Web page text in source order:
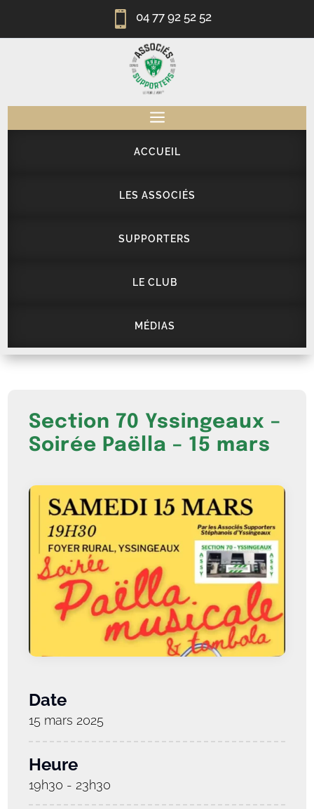
 04 77 92 52 52
a
ACCUEIL
LES ASSOCIÉS
SUPPORTERS
LE CLUB
MÉDIAS
Section 70 Yssingeaux –
Soirée Paëlla – 15 mars
Date
15 mars 2025
Heure
19h30 - 23h30